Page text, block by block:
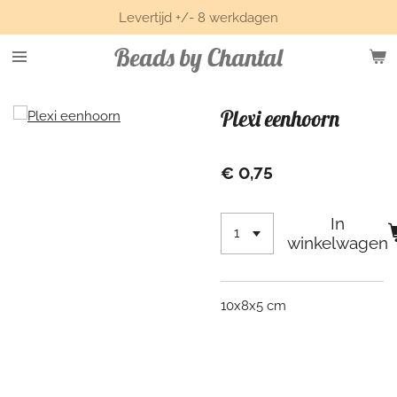
direct
naar
hoofdinhoud
Beads by Chantal
Levertijd +/- 8 werkdagen
Plexi eenhoorn
€ 0,75
In
winkelwagen
10x8x5 cm